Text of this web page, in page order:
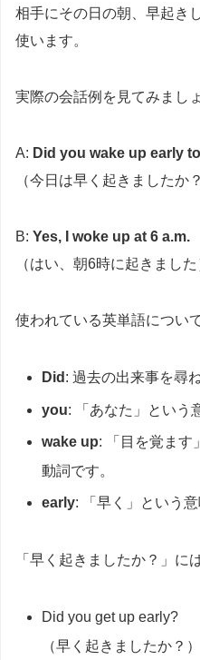
相手にその日の朝、早起き
使います。
実際の会話例を見てみましょ
A: Did you wake up early
（今日は早く起きましたか？
B: Yes, I woke up at 6 a.m.
（はい、朝6時に起きました
使われている英単語につい
Did : 過去の出来事を尋
you: 「あなた」という
wake up: 「目を覚ます
動詞です。
early: 「早く」という意
「早く起きましたか？」に
Did you get up early?
（早く起きましたか？）